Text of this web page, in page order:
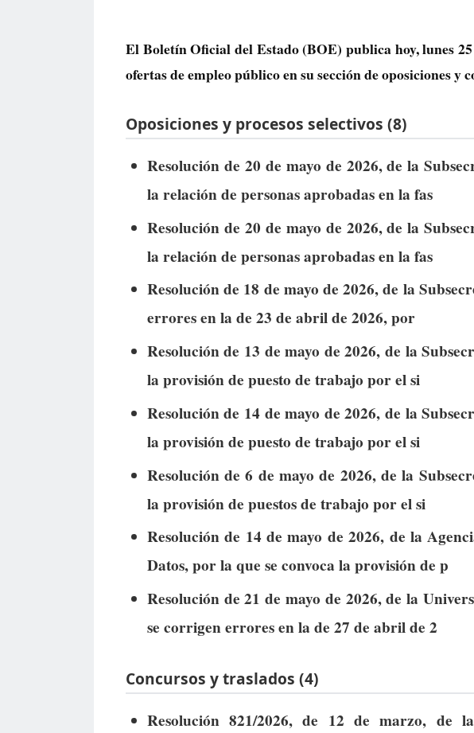
El Boletín Oficial del Estado (BOE) publica hoy, lunes
ofertas de empleo públicoen su sección de oposiciones y
Oposiciones y procesos selectivos (8)
Resolución de 20 de mayo de 2026, de la
la relación de personas aprobadas en la fas
Resolución de 20 de mayo de 2026, de la
la relación de personas aprobadas en la fas
Resolución de 18 de mayo de 2026, de la
errores en la de 23 de abril de 2026, por
Resolución de 13 de mayo de 2026, de la
la provisión de puesto de trabajo por el si
Resolución de 14 de mayo de 2026, de la
la provisión de puesto de trabajo por el si
Resolución de 6 de mayo de 2026, de la
la provisión de puestos de trabajo por el si
Resolución de 14 de mayo de 2026, de la
Datos, por la que se convoca la provisión de p
Resolución de 21 de mayo de 2026, de la
se corrigen errores en la de 27 de abril de 2
Concursos y traslados (4)
Resolución 821/2026, de 12 de marzo, de